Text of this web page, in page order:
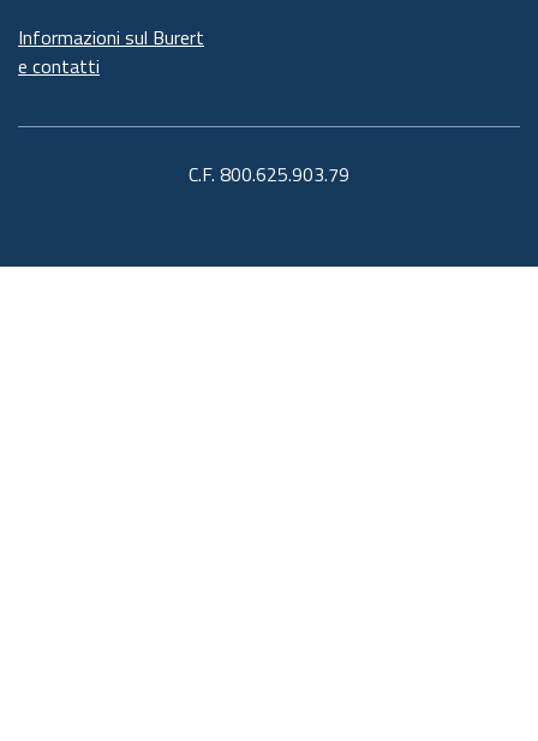
Informazioni sul Burert
e contatti
C.F. 800.625.903.79